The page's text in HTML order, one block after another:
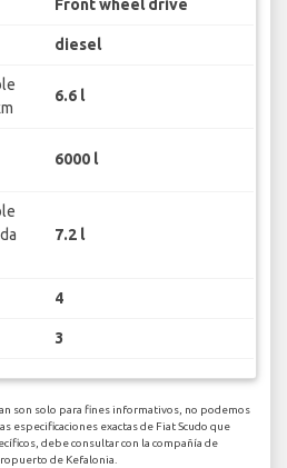
Front wheel drive
diesel
6.6 l
6000 l
7.2 l
4
3
son solo para fines informativos, no podemos
especificaciones exactas de Fiat Scudo que
debe consultar con la compañía de
de Kefalonia.